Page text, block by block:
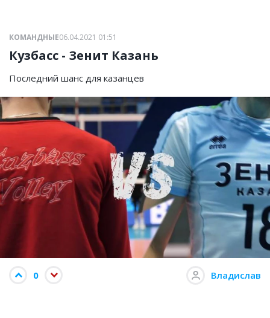
КОМАНДНЫЕ06.04.2021 01:51
Кузбасс - Зенит Казань
Последний шанс для казанцев
0 Владислав